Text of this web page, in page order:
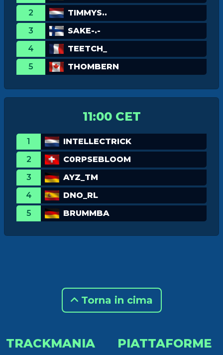
2
TIMMYS..
3
SAKE-.-
4
TEETCH_
5
THOMBERN
11:00 CET
1
INTELLECTRICK
2
C0RPSEBLOOM
3
AYZ_TM
4
DNO_RL
5
BRUMMBA
Torna in cima
TRACKMANIA PIATTAFORME